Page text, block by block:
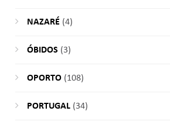
NAZARÉ (4)
ÓBIDOS (3)
OPORTO(108)
PORTUGAL(34)